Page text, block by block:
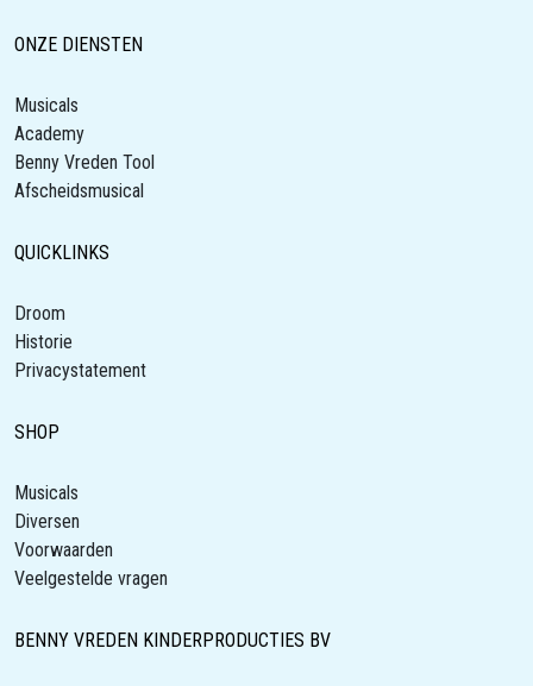
ONZE DIENSTEN
Musicals
Academy
Benny Vreden Tool
Afscheidsmusical
QUICKLINKS
Droom
Historie
Privacystatement
SHOP
Musicals
Diversen
Voorwaarden
Veelgestelde vragen
BENNY VREDEN KINDERPRODUCTIES BV